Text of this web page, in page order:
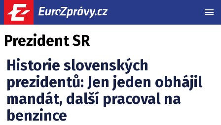
Prezident SR
Historie slovenských
prezidentů: Jen jeden obhájil
mandát, další pracoval na
benzince